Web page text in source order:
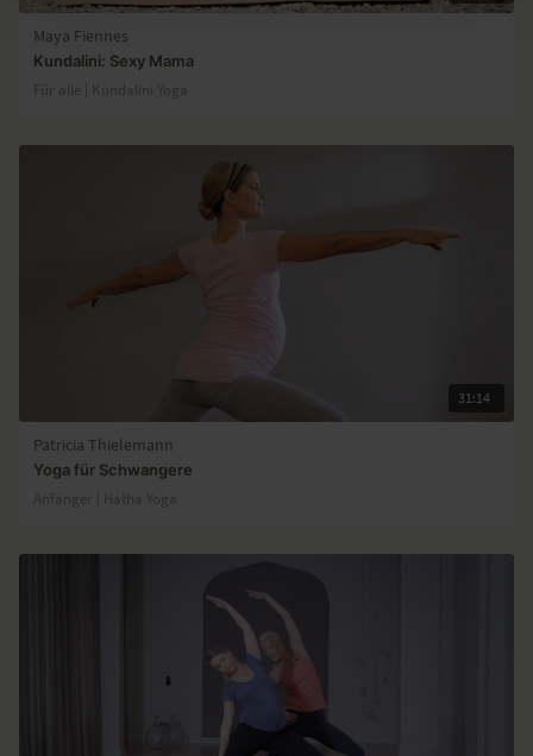
Maya Fiennes
Kundalini: Sexy Mama
Für alle | Kundalini Yoga
31:14
Patricia Thielemann
Yoga für Schwangere
Anfänger | Hatha Yoga